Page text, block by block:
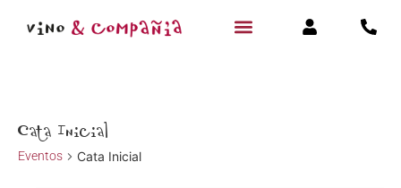
Cata Inicial
Eventos Cata Inicial